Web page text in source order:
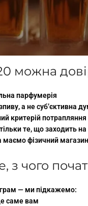
можна
парфумерія
а не суб’єктивна
критерій потрапляння
те, що заходить на
фізичний магазин
з чого
— ми підкажемо:
саме вам